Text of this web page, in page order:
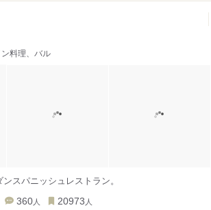
料理、バル
スパニッシュレストラン。
360 人 20973 人